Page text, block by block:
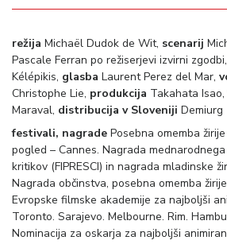
režija Michaël Dudok de Wit, scenarij
Pascale Ferran po režiserjevi izvirni zgodbi,
Kélépikis, glasba Laurent Perez del Mar,
Christophe Lie, produkcija Takahata
Maraval, distribucija v Sloveniji Demiurg
festivali, nagrade Posebna omemba
pogled – Cannes. Nagrada
kritikov (FIPRESCI) in nagrada mladinske
Nagrada občinstva, posebna omemba
Evropske filmske akademije za najboljši
Toronto. Sarajevo. Melbourne. Rim.
Nominacija za oskarja za najboljši